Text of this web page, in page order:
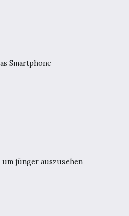
Smartphone
jünger auszusehen